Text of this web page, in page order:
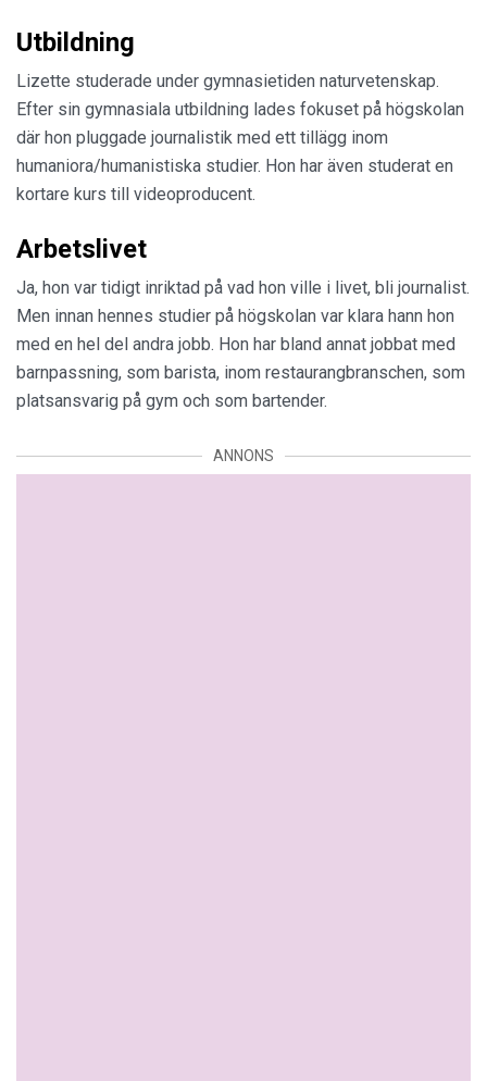
Utbildning
Lizette studerade under gymnasietiden naturvetenskap.
Efter sin gymnasiala utbildning lades fokuset på högskolan
där hon pluggade journalistik med ett tillägg inom
humaniora/humanistiska studier. Hon har även studerat en
kortare kurs till videoproducent.
Arbetslivet
Ja, hon var tidigt inriktad på vad hon ville i livet, bli journalist.
Men innan hennes studier på högskolan var klara hann hon
med en hel del andra jobb. Hon har bland annat jobbat med
barnpassning, som barista, inom restaurangbranschen, som
platsansvarig på gym och som bartender.
ANNONS